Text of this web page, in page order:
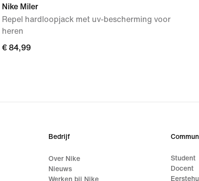
Nike Miler
Repel hardloopjack met uv-bescherming voor
heren
€ 84,99
€ 84,99
Bedrijf
Over Nike
Nieuws
Werken bij Nike
Student
Docent